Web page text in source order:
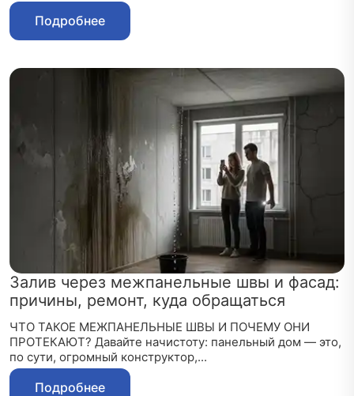
Подробнее
Залив через межпанельные швы и фасад:
причины, ремонт, куда обращаться
ЧТО ТАКОЕ МЕЖПАНЕЛЬНЫЕ ШВЫ И ПОЧЕМУ ОНИ
ПРОТЕКАЮТ? Давайте начистоту: панельный дом — это,
по сути, огромный конструктор,...
Подробнее